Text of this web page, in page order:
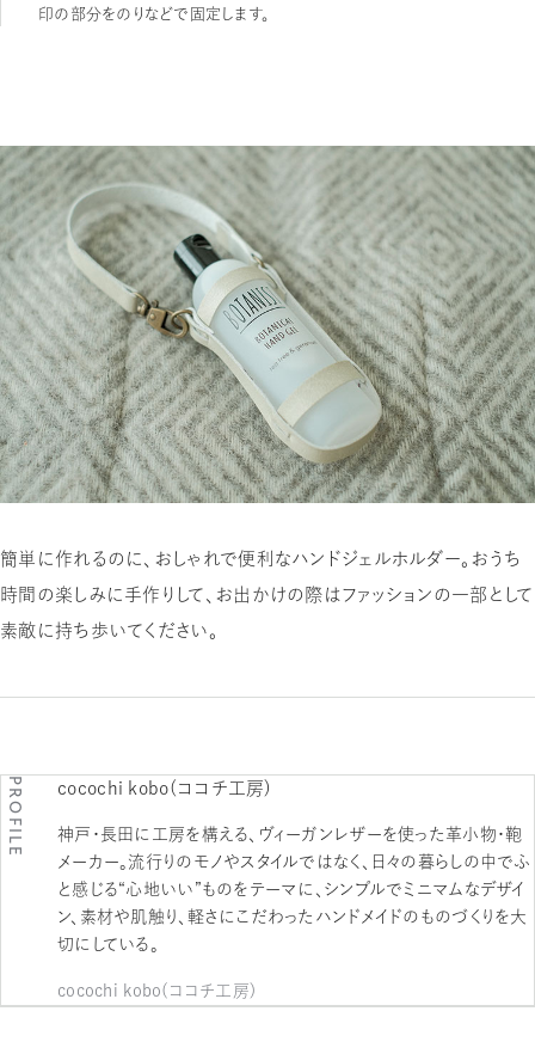
印の部分をのりなどで固定します。
簡単に作れるのに、おしゃれで便利なハンドジェルホルダー。おうち
時間の楽しみに手作りして、お出かけの際はファッションの一部として
素敵に持ち歩いてください。
PROFILE cocochi kobo（ココチ工房）
神戸・長田に工房を構える、ヴィーガンレザーを使った革小物・鞄
メーカー。流行りのモノやスタイルではなく、日々の暮らしの中でふ
と感じる“心地いい”ものをテーマに、シンプルでミニマムなデザイ
ン、素材や肌触り、軽さにこだわったハンドメイドのものづくりを大
切にしている。
cocochi kobo（ココチ工房）